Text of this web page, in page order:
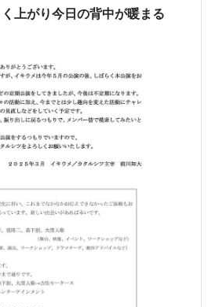
くれて、…
上がり今日の背中が暖まる